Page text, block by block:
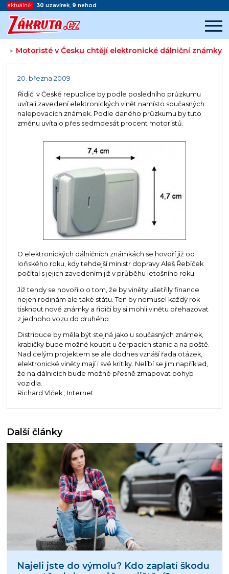
aktuálně: 30 uzavírek, 9 nehod
> Motoristé v Česku chtějí elektronické dálniční známky
Začátek reklamy
20. března 2009
Řidiči v České republice by podle posledního průzkumu
uvítali zavedení elektronických vinět namísto současných
nalepovacích známek. Podle daného průzkumu by tuto
změnu uvítalo přes sedmdesát procent motoristů.
O elektronických dálničních známkách se hovoří již od
loňského roku, kdy tehdejší ministr dopravy Aleš Řebíček
počítal s jejich zavedením již v průběhu letošního roku.
Již tehdy se hovořilo o tom, že by viněty ušetřily finance
nejen rodinám ale také státu. Ten by nemusel každý rok
tisknout nové známky a řidiči by si mohli vinětu přehazovat
z jednoho vozu do druhého.
Distribuce by měla být stejná jako u současných známek,
krabičky bude možné koupit u čerpacích stanic a na poště.
Nad celým projektem se ale dodnes vznáší řada otázek,
elektronické viněty mají i své kritiky. Nelíbí se jim například,
že na dálnicích bude možné přesně zmapovat pohyb
vozidla.
Richard Vlček ; Internet
Další články
Najeli jste do výmolu? Kdo zaplatí škodu